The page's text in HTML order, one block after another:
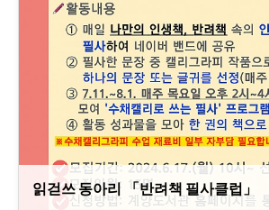
읽걷쓰 동아리 「반려책 필사클럽」